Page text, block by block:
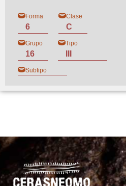
Forma
6
Clase
C
Grupo
16
Tipo
Subtipo